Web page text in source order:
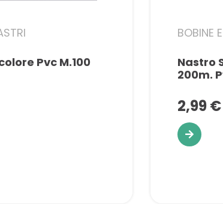
Pvc M.100
BOBINE
Nastro
200m.
2,99 €